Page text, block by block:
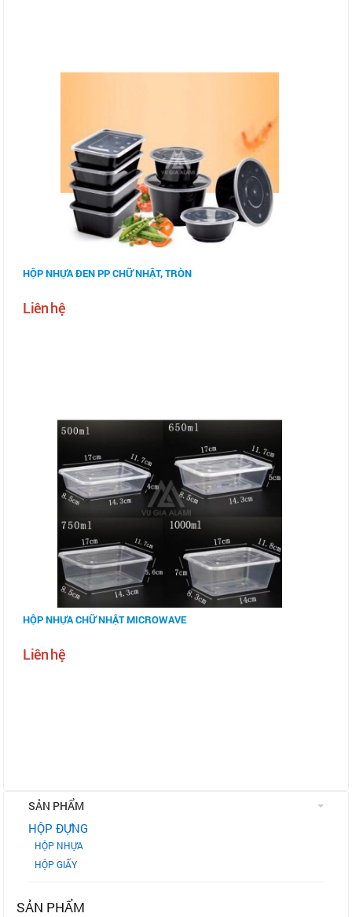
HỘP NHỰA ĐEN PP CHỮ NHẬT, TRÒN
Liên hệ
HỘP NHỰA CHỮ NHẬT MICROWAVE
Liên hệ
SẢN PHẨM
HỘP ĐỰNG
HỘP NHỰA
HỘP GIẤY
SẢN PHẨM